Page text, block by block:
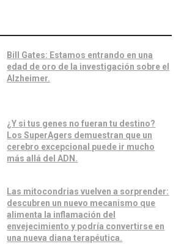
Bill Gates: Estamos entrando en una
edad de oro de la investigación sobre el
Alzheimer.
¿Y si tus genes no fueran tu destino?
Los SuperAgers demuestran que un
cerebro excepcional puede ir mucho
más allá del ADN.
Las mitocondrias vuelven a sorprender:
descubren un nuevo mecanismo que
alimenta la inflamación del
envejecimiento y podría convertirse en
una nueva diana terapéutica.